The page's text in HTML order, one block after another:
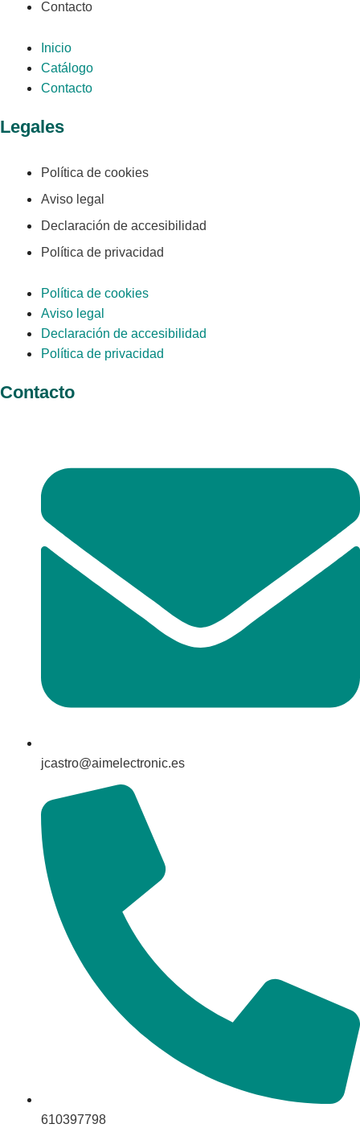
Contacto
Inicio
Catálogo
Contacto
Legales
Política de cookies
Aviso legal
Declaración de accesibilidad
Política de privacidad
Política de cookies
Aviso legal
Declaración de accesibilidad
Política de privacidad
Contacto
jcastro@aimelectronic.es
610397798